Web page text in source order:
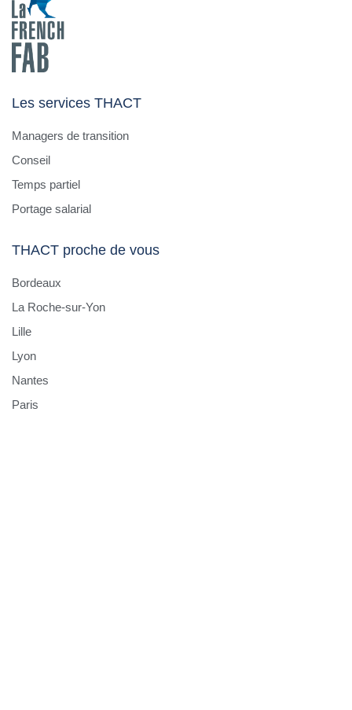
Les services THACT
Managers de transition
Conseil
Temps partiel
Portage salarial
THACT proche de vous
Bordeaux
La Roche-sur-Yon
Lille
Lyon
Nantes
Paris